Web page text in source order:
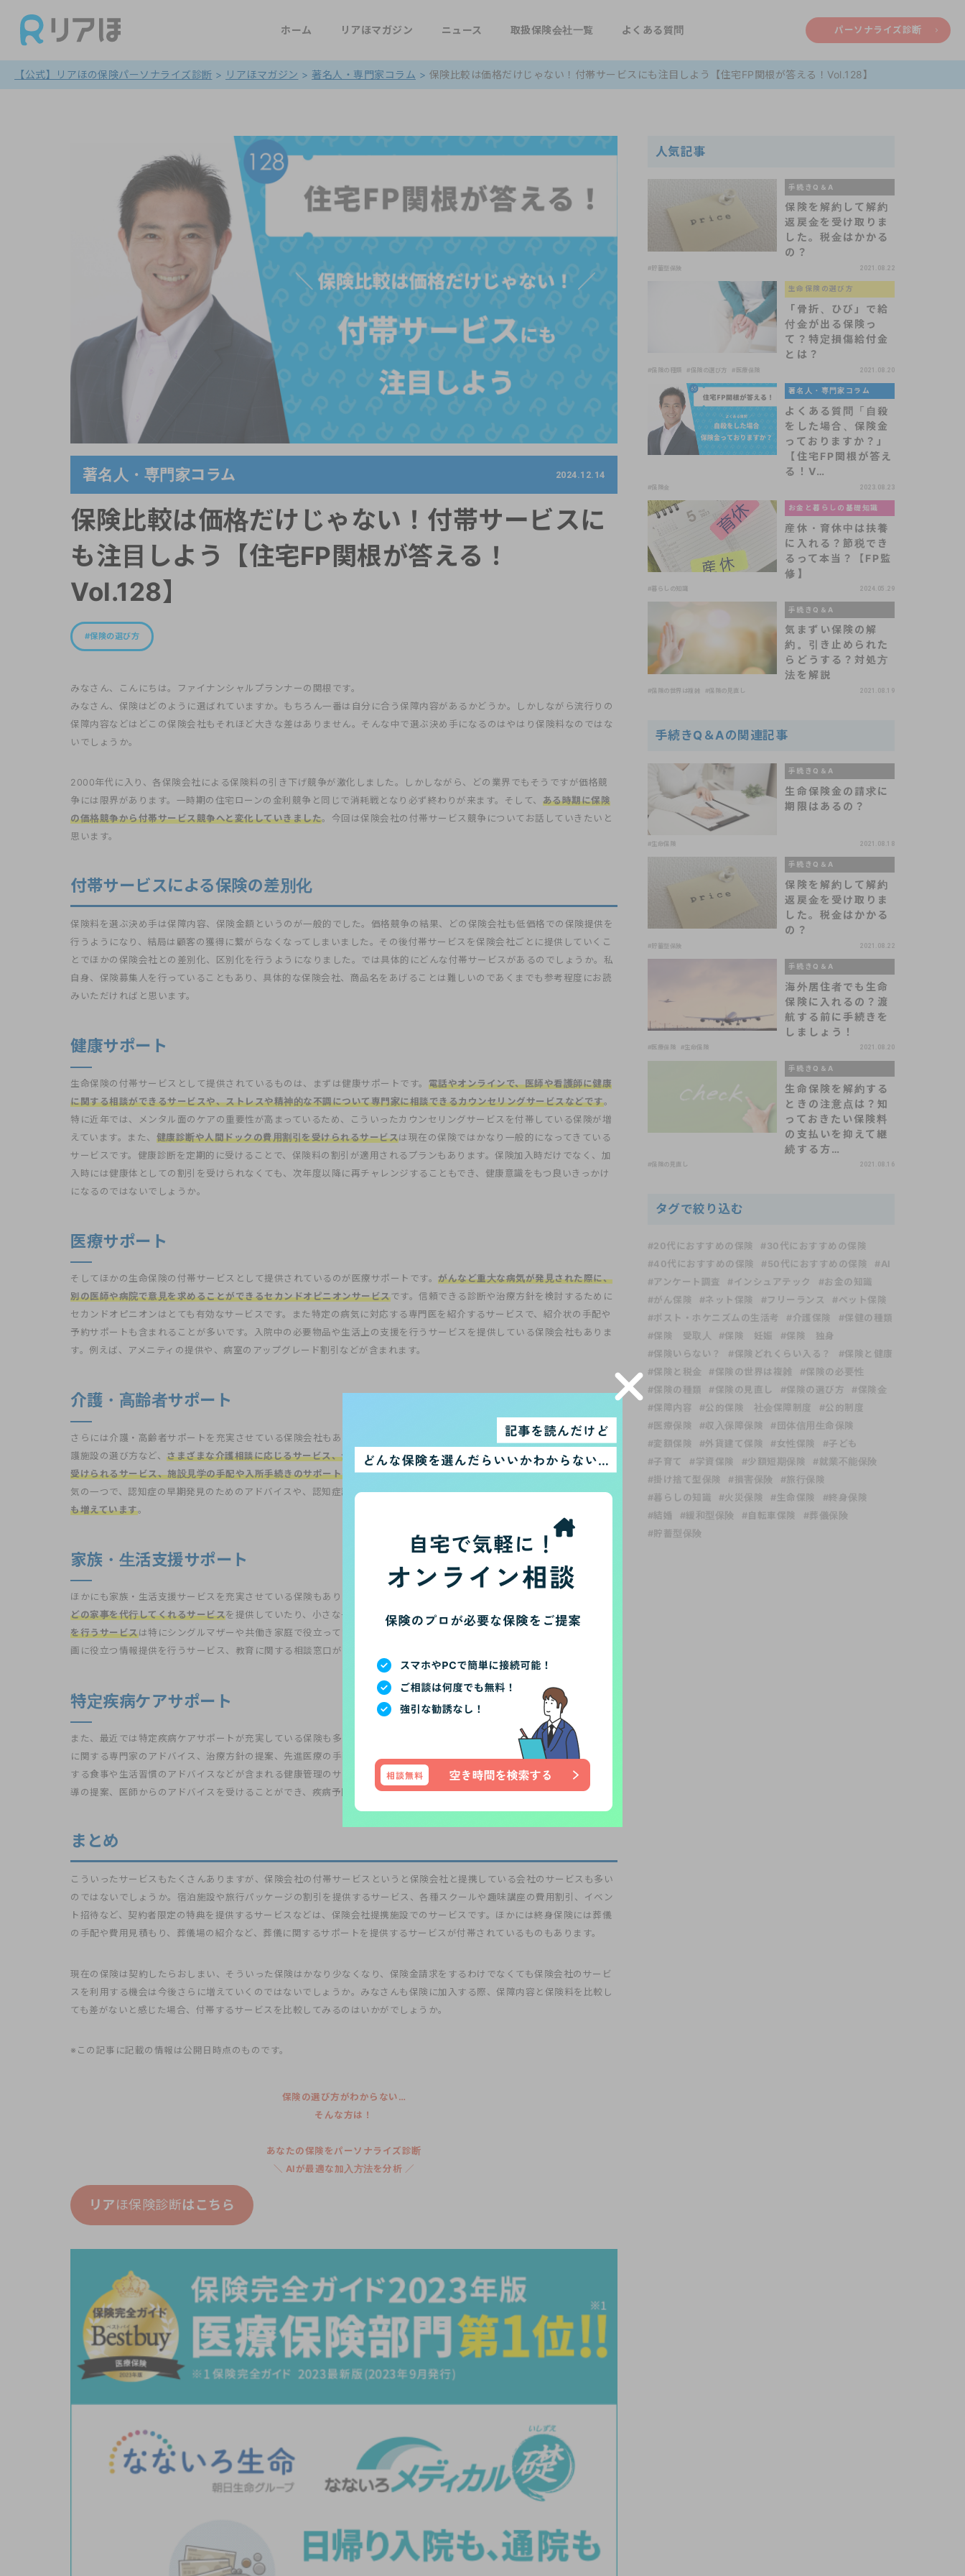
ホーム リアほマガジン ニュース 取扱保険会社一覧 よくある質問 パーソナライズ診断
【公式】リアほの保険パーソナライズ診断 > リアほマガジン > 著名人・専門家コラム > 保険比較は価格だけじゃない！付帯サービスにも注目しよう【住宅FP関根が答える！Vol.128】
著名人・専門家コラム 2024.12.14
保険比較は価格だけじゃない！付帯サービスに
も注目しよう【住宅FP関根が答える！
Vol.128】
保険の選び方
みなさん、こんにちは。ファイナンシャルプランナーの関根です。
みなさん、保険はどのように選ばれていますか。もちろん一番は自分に合う保障内容があるかどうか。しかしながら流行りの
保障内容などはどこの保険会社もそれほど大きな差はありません。そんな中で選ぶ決め手になるのはやはり保険料なのではな
いでしょうか。
2000年代に入り、各保険会社による保険料の引き下げ競争が激化しました。しかしながら、どの業界でもそうですが価格競
争には限界があります。一時期の住宅ローンの金利競争と同じで消耗戦となり必ず終わりが来ます。そして、 ある時期に保険
の価格競争から付帯サービス競争へと変化していきました。今回は保険会社の付帯サービス競争についてお話していきたいと
思います。
付帯サービスによる保険の差別化
保険料を選ぶ決め手は保障内容、保険金額というのが一般的でした。価格競争の結果、どの保険会社も低価格での保険提供を
行うようになり、結局は顧客の獲得に繋がらなくなってしまいました。その後付帯サービスを保険会社ごとに提供していくこ
とでほかの保険会社との差別化、区別化を行うようになりました。では具体的にどんな付帯サービスがあるのでしょうか。私
自身、保険募集人を行っていることもあり、具体的な保険会社、商品名をあげることは難しいのであくまでも参考程度にお読
みいただければと思います。
健康サポート
生命保険の付帯サービスとして提供されているものは、まずは健康サポートです。 電話やオンラインで、医師や看護師に健康
に関する相談ができるサービスや、ストレスや精神的な不調について専門家に相談できるカウンセリングサービスなどです。
特に近年では、メンタル面のケアの重要性が高まっているため、こういったカウンセリングサービスを付帯している保険が増
えています。また、 健康診断や人間ドックの費用割引を受けられるサービスは現在の保険ではかなり一般的になってきている
サービスです。健康診断を定期的に受けることで、保険料の割引が適用されるプランもあります。保険加入時だけでなく、加
入時には健康体としての割引を受けられなくても、次年度以降に再チャレンジすることもでき、健康意識をもつ良いきっかけ
になるのではないでしょうか。
医療サポート
そしてほかの生命保険の付帯サービスとして提供されているのが医療サポートです。 がんなど重大な病気が発見された際に、
別の医師や病院で意見を求めることができるセカンドオピニオンサービスです。信頼できる診断や治療方針を検討するために
セカンドオピニオンはとても有効なサービスです。また特定の病気に対応する専門医を紹介するサービスで、紹介状の手配や
予約サポートも含まれることが多いです。入院中の必要物品や生活上の支援を行うサービスを提供している保険会社もありま
す。例えば、アメニティの提供や、病室のアップグレード割引などが含まれます。
介護・高齢者サポート
さらには介護・高齢者サポートを充実させている保険会社もあります。介護が必要になった場合に、介護保険の利用方法や介
護施設の選び方など、 さまざまな介護相談に応じるサービス、介護施設への入所が必要になった際、施設の紹介や優待割引が
受けられるサービス、施設見学の手配や入所手続きのサポートを行う保険もあります。また、認知症はみんなが不安になる病
気の一つで、認知症の早期発見のためのアドバイスや、認知症診断後のサポートプランの提供など、認知症に関するサポート
も増えています。
家族・生活支援サポート
ほかにも家族・生活支援サービスを充実させている保険もあります。病気やケガで家事が難しい場合に、
どの家事を代行してくれるサービスを提供していたり、小さな子供がいる家庭向けに、育児相談やベビーシッターの手配など
を行うサービスは特にシングルマザーや共働き家庭で役立っています。ほかにも教育資金に関するアドバイスや、教育費の計
画に役立つ情報提供を行うサービス、教育に関する相談窓口がある保険も多いです。
特定疾病ケアサポート
また、最近では特定疾病ケアサポートが充実している保険も多いです。がん保険や特約に付帯していることが多く、がん治療
に関する専門家のアドバイス、治療方針の提案、先進医療の手配などを行うサービスや、糖尿病や高血圧などの慢性疾患に関
する食事や生活習慣のアドバイスなどが含まれる健康管理のサポートなどを提供している保険が多いです。健康診断や生活指
導の提案、医師からのアドバイスを受けることができ、疾病予防のためのサービスを行っている保険会社もあります。
まとめ
こういったサービスもたくさんありますが、保険会社の付帯サービスというと保険会社と提携している会社のサービスも多い
のではないでしょうか。宿泊施設や旅行パッケージの割引を提供するサービス、各種スクールや趣味講座の費用割引、イベン
ト招待など、契約者限定の特典を提供するサービスなどは、保険会社提携施設でのサービスです。ほかには終身保険には葬儀
の手配や費用見積もり、葬儀場の紹介など、葬儀に関するサポートを提供するサービスが付帯されているものもあります。
現在の保険は契約したらおしまい、そういった保険はかなり少なくなり、保険金請求をするわけでなくても保険会社のサービ
スを利用する機会は今後さらに増えていくのではないでしょうか。みなさんも保険に加入する際、保障内容と保険料を比較し
ても差がないと感じた場合、付帯するサービスを比較してみるのはいかがでしょうか。
※この記事に記載の情報は公開日時点のものです。
保険の選び方がわからない…
そんな方は！
あなたの保険をパーソナライズ診断
＼ AIが最適な加入方法を分析 ／
リアほ保険診断はこちら
人気記事
手続きQ＆A
保険を解約して解約
返戻金を受け取りま
した。税金はかかる
の？
#貯蓄型保険 2021.08.22
生命保険の選び方
「骨折、ひび」で給
付金が出る保険っ
て？特定損傷給付金
とは？
#保険の種類 #保険の選び方 #医療保険 2021.08.20
著名人・専門家コラム
よくある質問「自殺
をした場合、保険金
っておりますか？」
【住宅FP関根が答え
る！V…
#保険金 2023.08.23
お金と暮らしの基礎知識
産休・育休中は扶養
に入れる？節税でき
るって本当？【FP監
修】
#暮らしの知識 2024.05.29
手続きQ＆A
気まずい保険の解
約。引き止められた
らどうする？対処方
法を解説
#保険の世界は複雑 #保険の見直し 2021.08.19
手続きQ＆Aの関連記事
手続きQ＆A
生命保険金の請求に
期限はあるの？
#生命保険 2021.08.18
手続きQ＆A
保険を解約して解約
返戻金を受け取りま
した。税金はかかる
の？
#貯蓄型保険 2021.08.22
手続きQ＆A
海外居住者でも生命
保険に入れるの？渡
航する前に手続きを
しましょう！
#医療保険 #生命保険 2021.08.20
手続きQ＆A
生命保険を解約する
ときの注意点は？知
っておきたい保険料
の支払いを抑えて継
続する方…
#保険の見直し 2021.08.16
タグで絞り込む
#20代におすすめの保険
#30代におすすめの保険
#40代におすすめの保険
#50代におすすめの保険
#AI
#アンケート調査
#インシュアテック
#お金の知識
#がん保険
#ネット保険 #フリーランス
#ペット保険
#ポスト・ホケニズムの生活考
#介護保険
#保健の種類
#保険 受取人
#保険 妊娠
#保険 独身
#保険いらない？
#保険どれくらい入る？
#保険と健康
#保険と税金
#保険の世界は複雑
#保険の必要性
#保険の種類
#保険の見直し #保険の選び方
#保険金
#保障内容
#公的保険 社会保障制度
#公的制度
#医療保険
#収入保障保険
#団体信用生命保険
#変額保険
#外貨建て保険 #女性保険
#子ども
#子育て
#学資保険 #少額短期保険
#就業不能保険
#掛け捨て型保険
#損害保険
#旅行保険
#暮らしの知識
#火災保険 #生命保険
#終身保険
#結婚
#緩和型保険 #自転車保険
#葬儀保険
#貯蓄型保険